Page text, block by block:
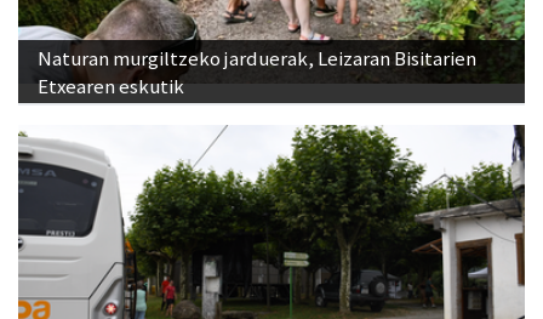
Naturan murgiltzeko jarduerak, Leizaran Bisitarien
Etxearen eskutik